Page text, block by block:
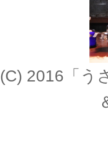
(C) 2016「う